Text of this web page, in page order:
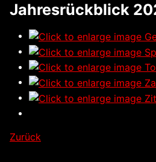
Jahresrückblick
Zurück